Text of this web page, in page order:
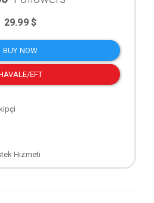
29.99 $
BUY NOW
EFT
Hizmeti